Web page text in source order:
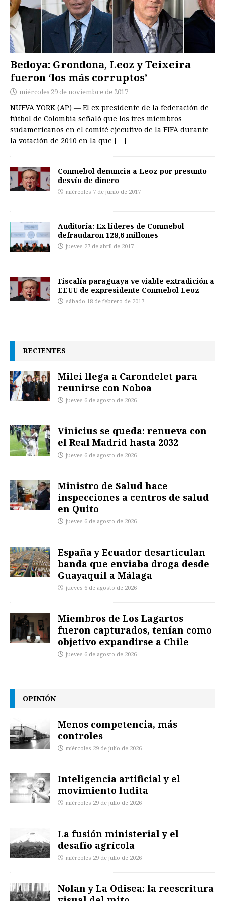
Bedoya: Grondona, Leoz y Teixeira
fueron ‘los más corruptos’
miércoles 29 de noviembre de 2017
NUEVA YORK (AP) — El ex presidente de la federación de
fútbol de Colombia señaló que los tres miembros
sudamericanos en el comité ejecutivo de la FIFA durante
la votación de 2010 en la que […]
Conmebol denuncia a Leoz por presunto
desvío de dinero
miércoles 7 de junio de 2017
Auditoría: Ex líderes de Conmebol
defraudaron 128,6 millones
jueves 27 de abril de 2017
Fiscalía paraguaya ve viable extradición a
EEUU de expresidente Conmebol Leoz
sábado 18 de febrero de 2017
RECIENTES
Milei llega a Carondelet para
reunirse con Noboa
jueves 6 de agosto de 2026
Vinicius se queda: renueva con
el Real Madrid hasta 2032
jueves 6 de agosto de 2026
Ministro de Salud hace
inspecciones a centros de salud
en Quito
jueves 6 de agosto de 2026
España y Ecuador desarticulan
banda que enviaba droga desde
Guayaquil a Málaga
jueves 6 de agosto de 2026
Miembros de Los Lagartos
fueron capturados, tenían como
objetivo expandirse a Chile
jueves 6 de agosto de 2026
OPINIÓN
Menos competencia, más
controles
miércoles 29 de julio de 2026
Inteligencia artificial y el
movimiento ludita
miércoles 29 de julio de 2026
La fusión ministerial y el
desafío agrícola
miércoles 29 de julio de 2026
Nolan y La Odisea: la reescritura